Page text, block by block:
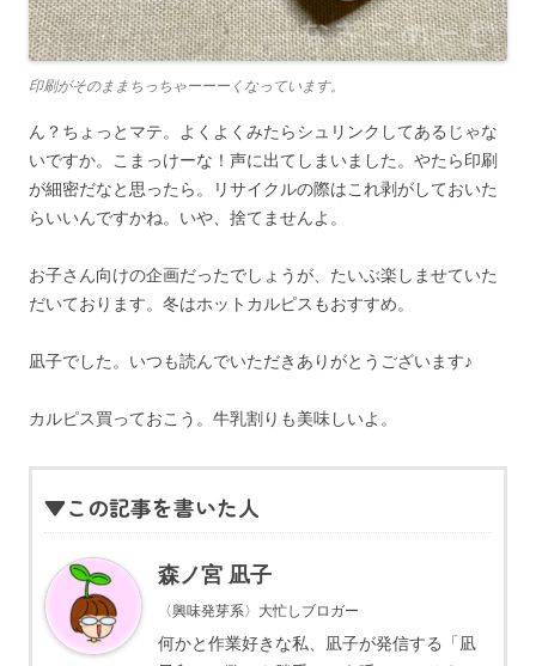
印刷がそのままちっちゃーーーくなっています。
ん？ちょっとマテ。よくよくみたらシュリンクしてあるじゃな
いですか。こまっけーな！声に出てしまいました。やたら印刷
が細密だなと思ったら。リサイクルの際はこれ剥がしておいた
らいいんですかね。いや、捨てませんよ。
お子さん向けの企画だったでしょうが、たいぶ楽しませていた
だいております。冬はホットカルピスもおすすめ。
凪子でした。いつも読んでいただきありがとうございます♪
カルピス買っておこう。牛乳割りも美味しいよ。
▼この記事を書いた人
森ノ宮 凪子
〈興味発芽系〉大忙しブロガー
何かと作業好きな私、凪子が発信する「凪